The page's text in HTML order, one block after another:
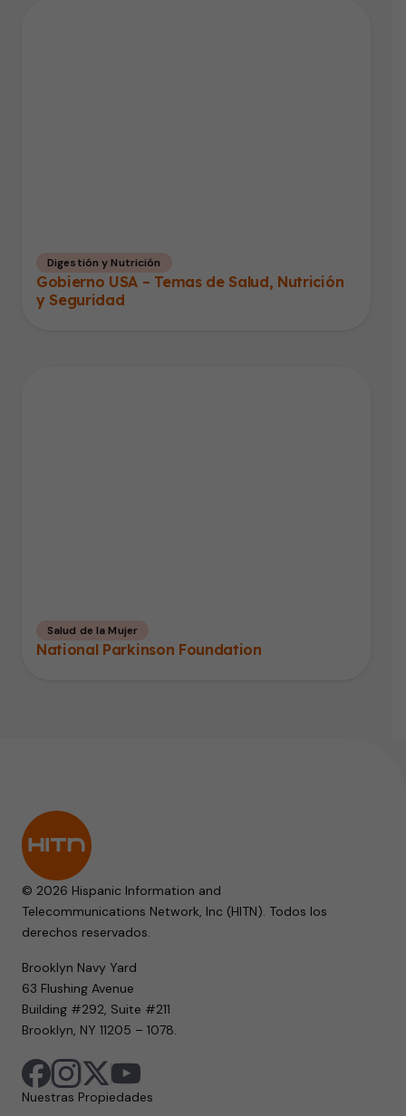
Digestión y Nutrición
Gobierno USA – Temas de Salud, Nutrición
y Seguridad
Salud de la Mujer
National Parkinson Foundation
© 2026 Hispanic Information and
Telecommunications Network, Inc (HITN). Todos los
derechos reservados.
Brooklyn Navy Yard
63 Flushing Avenue
Building #292, Suite #211
Brooklyn, NY 11205 – 1078.
Nuestras Propiedades